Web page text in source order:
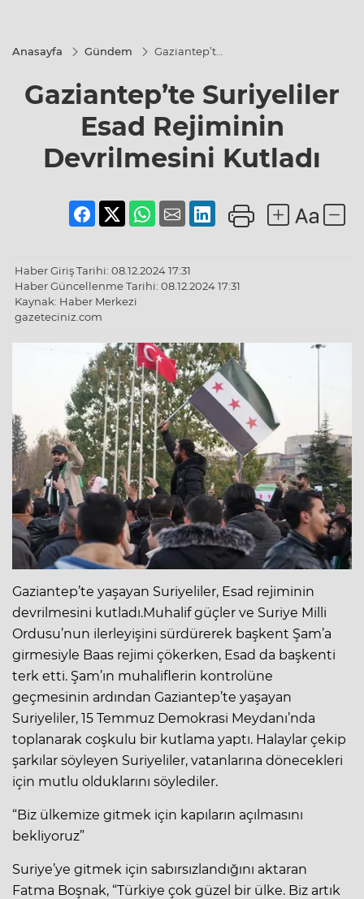
Anasayfa Gündem
Gaziantep’te
Rejiminin
Devrilmesini
Kutladı
Gaziantep’te Suriyeliler
Esad Rejiminin
Devrilmesini Kutladı
Haber Giriş Tarihi: 08.12.2024 17:31
Haber Güncellenme Tarihi: 08.12.2024 17:31
Kaynak: Haber Merkezi
gazeteciniz.com
Gaziantep’te yaşayan Suriyeliler, Esad rejiminin
devrilmesini kutladı.Muhalif güçler ve Suriye Milli
Ordusu’nun ilerleyişini sürdürerek başkent Şam’a
girmesiyle Baas rejimi çökerken, Esad da başkenti
terk etti. Şam’ın muhaliflerin kontrolüne
geçmesinin ardından Gaziantep’te yaşayan
Suriyeliler, 15 Temmuz Demokrasi Meydanı’nda
toplanarak coşkulu bir kutlama yaptı. Halaylar çekip
şarkılar söyleyen Suriyeliler, vatanlarına dönecekleri
için mutlu olduklarını söylediler.
“Biz ülkemize gitmek için kapıların açılmasını
bekliyoruz”
Suriye’ye gitmek için sabırsızlandığını aktaran
Fatma Boşnak, “Türkiye çok güzel bir ülke. Biz artık